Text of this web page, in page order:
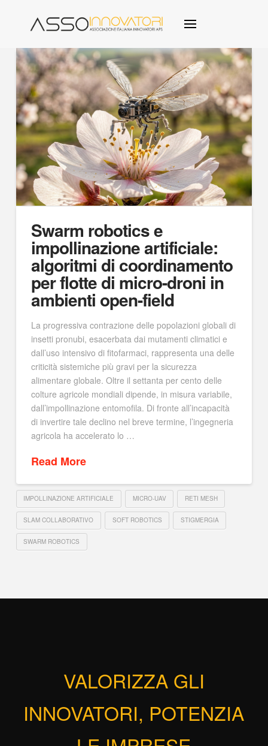
Swarm robotics e
impollinazione artificiale:
algoritmi di coordinamento
per flotte di micro-droni in
ambienti open-field
La progressiva contrazione delle popolazioni globali di
insetti pronubi, esacerbata dai mutamenti climatici e
dall’uso intensivo di fitofarmaci, rappresenta una delle
criticità sistemiche più gravi per la sicurezza
alimentare globale. Oltre il settanta per cento delle
colture agricole mondiali dipende, in misura variabile,
dall’impollinazione entomofila. Di fronte all’incapacità
di invertire tale declino nel breve termine, l’ingegneria
agricola ha accelerato lo …
Read More
IMPOLLINAZIONE ARTIFICIALE MICRO-UAV RETI MESH
SLAM COLLABORATIVO SOFT ROBOTICS STIGMERGIA
SWARM ROBOTICS
VALORIZZA GLI
INNOVATORI, POTENZIA